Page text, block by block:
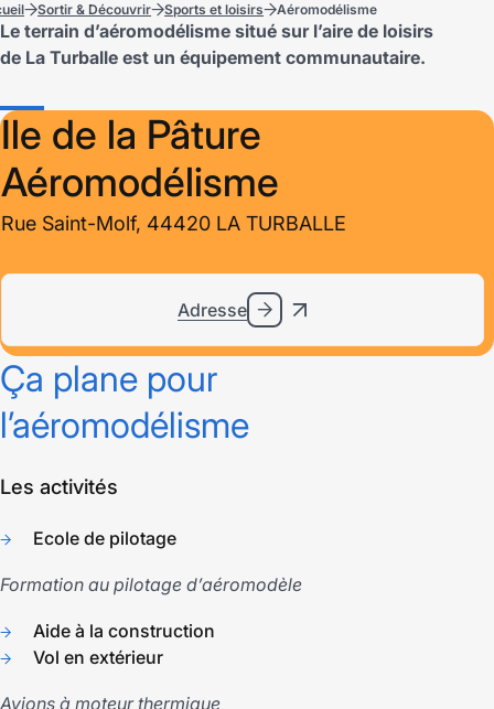
Sortir & Découvrir Sports et loisirs Aéromodélisme
Le terrain d’aéromodélisme situé sur l’aire de loisirs
de La Turballe est un équipement communautaire.
Ile de la Pâture
Aéromodélisme
Rue Saint-Molf, 44420 LA TURBALLE
Adresse
Ça plane pour
l’aéromodélisme
Les activités
Ecole de pilotage
Formation au pilotage d’aéromodèle
Aide à la construction
Vol en extérieur
Avions à moteur thermique